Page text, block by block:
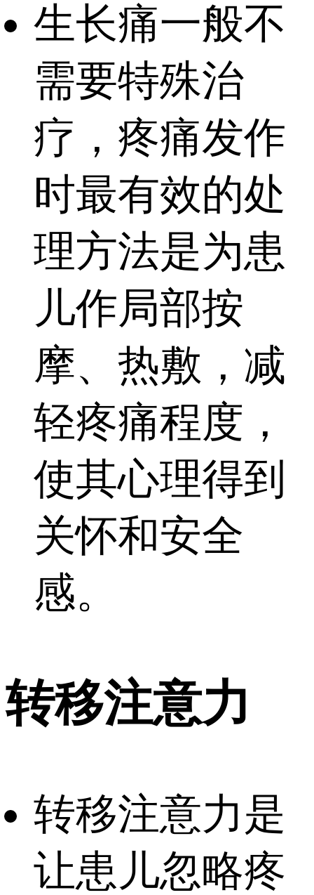
生长痛一般不
需要特殊治
疗，疼痛发作
时最有效的处
理方法是为患
儿作局部按
摩、热敷，减
轻疼痛程度，
使其心理得到
关怀和安全
感。
转移注意力
转移注意力是
让患儿忽略疼